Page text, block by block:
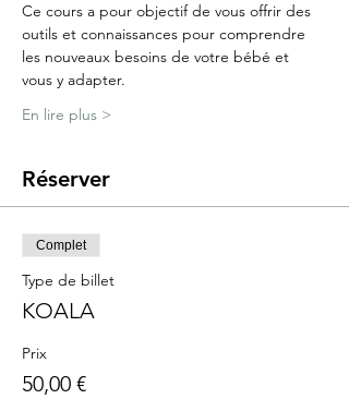
Ce cours a pour objectif de vous offrir des
outils et connaissances pour comprendre
les nouveaux besoins de votre bébé et
vous y adapter.
En lire plus >
Réserver
Complet
Type de billet
KOALA
Prix
50,00 €